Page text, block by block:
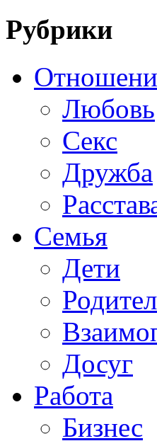
Рубрики
Любовь
Секс
Дружба
Семья
Дети
Досуг
Работа
Бизнес